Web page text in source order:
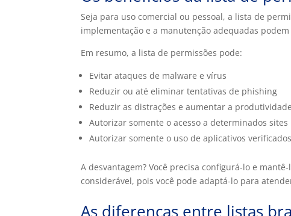
Seja para uso comercial ou pessoal, a lista de
implementação e a manutenção adequadas
Em resumo, a lista de permissões pode:
Evitar ataques de malware e vírus
Reduzir ou até eliminar tentativas de phishing
Reduzir as distrações e aumentar a
Autorizar somente o acesso a determinados sites
Autorizar somente o uso de aplicativos
A desvantagem? Você precisa configurá-lo e
considerável, pois você pode adaptá-lo para
As diferenças entre listas